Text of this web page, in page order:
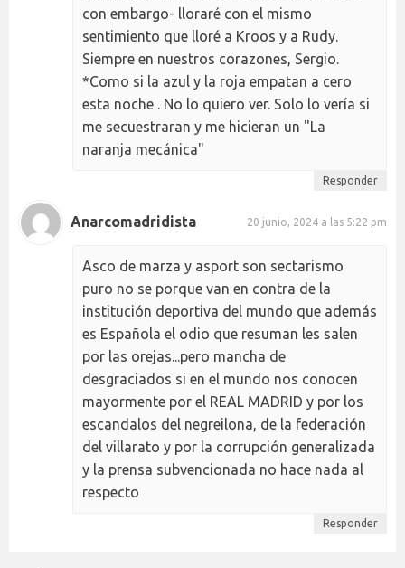
con embargo- lloraré con el mismo
sentimiento que lloré a Kroos y a Rudy.
Siempre en nuestros corazones, Sergio.
*Como si la azul y la roja empatan a cero
esta noche . No lo quiero ver. Solo lo vería si
me secuestraran y me hicieran un "La
naranja mecánica"
Responder
Anarcomadridista 20 junio, 2024 a las 5:22 pm
Asco de marza y asport son sectarismo
puro no se porque van en contra de la
institución deportiva del mundo que además
es Española el odio que resuman les salen
por las orejas...pero mancha de
desgraciados si en el mundo nos conocen
mayormente por el REAL MADRID y por los
escandalos del negreilona, de la federación
del villarato y por la corrupción generalizada
y la prensa subvencionada no hace nada al
respecto
Responder